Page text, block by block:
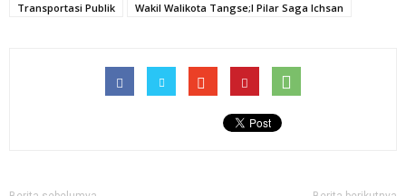
Transportasi Publik
Wakil Walikota Tangse;l Pilar Saga Ichsan